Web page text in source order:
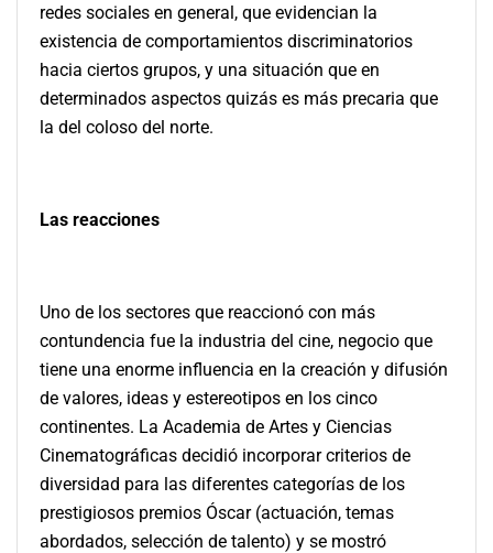
redes sociales en general, que evidencian la
existencia de comportamientos discriminatorios
hacia ciertos grupos, y una situación que en
determinados aspectos quizás es más precaria que
la del coloso del norte.
Las reacciones
Uno de los sectores que reaccionó con más
contundencia fue la industria del cine, negocio que
tiene una enorme influencia en la creación y difusión
de valores, ideas y estereotipos en los cinco
continentes. La Academia de Artes y Ciencias
Cinematográficas decidió incorporar criterios de
diversidad para las diferentes categorías de los
prestigiosos premios Óscar (actuación, temas
abordados, selección de talento) y se mostró